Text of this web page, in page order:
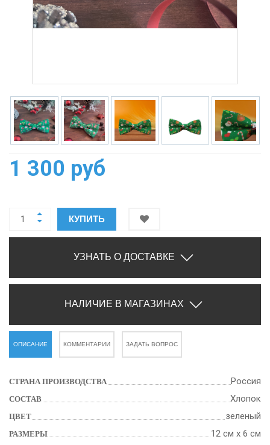
1 300 руб
КУПИТЬ
УЗНАТЬ О ДОСТАВКЕ
НАЛИЧИЕ В МАГАЗИНАХ
ОПИСАНИЕ КОММЕНТАРИИ ЗАДАТЬ ВОПРОС
СТРАНА ПРОИЗВОДСТВА Россия
СОСТАВ Хлопок
ЦВЕТ зеленый
РАЗМЕРЫ 12 см х 6 см